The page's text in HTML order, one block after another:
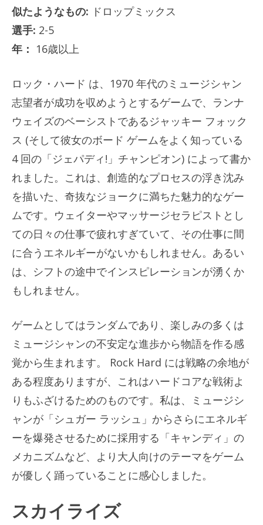
似たようなもの: ドロップミックス
選手: 2-5
年： 16歳以上
ロック・ハード は、1970 年代のミュージシャン
志望者が成功を収めようとするゲームで、ランナ
ウェイズのベーシストであるジャッキー フォック
ス (そして彼女のボード ゲームをよく知っている
4 回の「ジェパディ!」チャンピオン) によって書か
れました。これは、創造的なプロセスの浮き沈み
を描いた、奇抜なジョークに満ちた魅力的なゲー
ムです。ウェイターやマッサージセラピストとし
ての日々の仕事で疲れすぎていて、その仕事に間
に合うエネルギーがないかもしれません。あるい
は、シフトの途中でインスピレーションが湧くか
もしれません。
ゲームとしてはランダムであり、楽しみの多くは
ミュージシャンの不安定な進歩から物語を作る感
覚から生まれます。 Rock Hard には戦略の余地が
ある程度ありますが、これはハードコアな戦術よ
りもふざけるためのものです。私は、ミュージシ
ャンが「シュガー ラッシュ」からさらにエネルギ
ーを爆発させるために採用する「キャンディ」の
メカニズムなど、より大人向けのテーマをゲーム
が優しく踊っていることに感心しました。
スカイライズ